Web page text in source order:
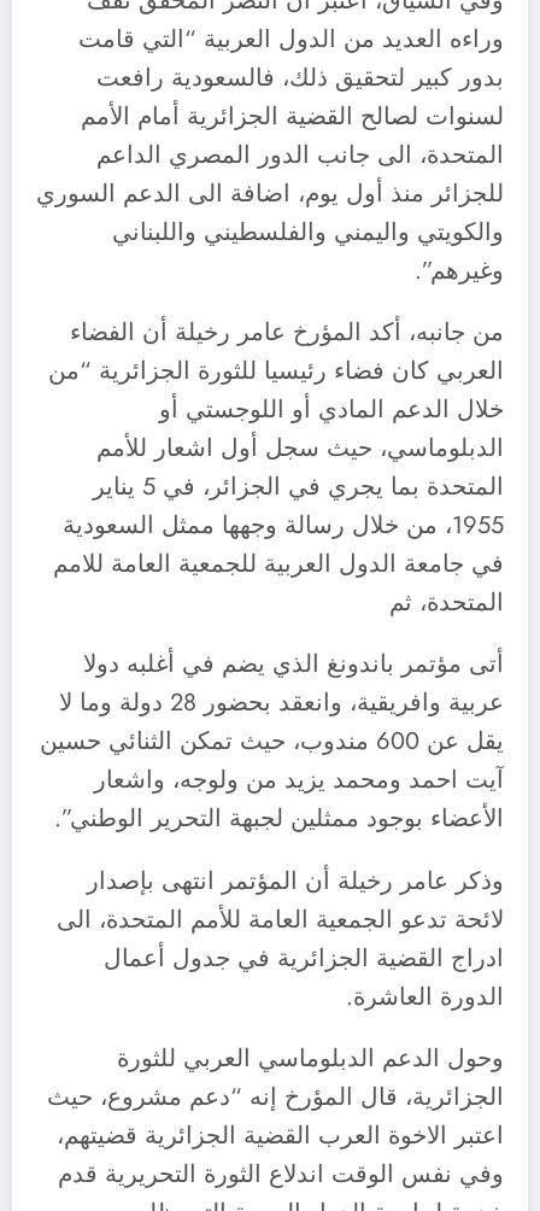
وراءه العديد من الدول العربية “التي قامت
بدور كبير لتحقيق ذلك، فالسعودية رافعت
لسنوات لصالح القضية الجزائرية أمام الأمم
المتحدة، الى جانب الدور المصري الداعم
للجزائر منذ أول يوم، اضافة الى الدعم السوري
والكويتي واليمني والفلسطيني واللبناني
وغيرهم”.
من جانبه، أكد المؤرخ عامر رخيلة أن الفضاء
العربي كان فضاء رئيسيا للثورة الجزائرية “من
خلال الدعم المادي أو اللوجستي أو
الدبلوماسي، حيث سجل أول اشعار للأمم
المتحدة بما يجري في الجزائر، في 5 يناير
1955، من خلال رسالة وجهها ممثل السعودية
في جامعة الدول العربية للجمعية العامة للامم
المتحدة، ثم
أتى مؤتمر باندونغ الذي يضم في أغلبه دولا
عربية وافريقية، وانعقد بحضور 28 دولة وما لا
يقل عن 600 مندوب، حيث تمكن الثنائي حسين
آيت احمد ومحمد يزيد من ولوجه، واشعار
الأعضاء بوجود ممثلين لجبهة التحرير الوطني”.
وذكر عامر رخيلة أن المؤتمر انتهى بإصدار
لائحة تدعو الجمعية العامة للأمم المتحدة، الى
ادراج القضية الجزائرية في جدول أعمال
الدورة العاشرة.
وحول الدعم الدبلوماسي العربي للثورة
الجزائرية، قال المؤرخ إنه “دعم مشروع، حيث
اعتبر الاخوة العرب القضية الجزائرية قضيتهم،
وفي نفس الوقت اندلاع الثورة التحريرية قدم